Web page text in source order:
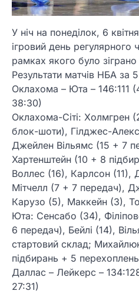
У ніч на понеділок, 6
ігровий день регулярного
рамках якого було
Результати матчів НБА за 5
Оклахома – Юта – 146:111
38:30)
Оклахома-Сіті: Холмгрен
блок-шоти), Гілджес-
Джейлен Вільямс (15 + 7
Хартенштейн (10 + 8
Воллес (16), Карлсон
Мітчелл (7 + 7 передач),
Карузо (5), Маккейн (3),
Юта: Сенсабо (34),
6 передач), Бейлі (14),
стартовий склад;
підбирань + 5
Даллас – Лейкерс –
27:31)